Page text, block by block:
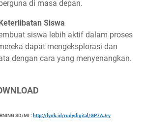
di masa depan.
Siswa
siswa lebih aktif dalam proses
dapat mengeksplorasi dan
dengan cara yang menyenangkan.
SD/MI : http://lynk.id/rudydigital/GP7AJry